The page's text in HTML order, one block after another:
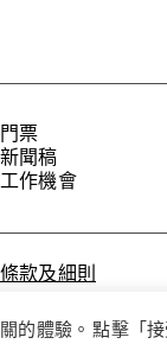
的體驗。 點擊「
門票
新聞稿
工作機會
條款及細則